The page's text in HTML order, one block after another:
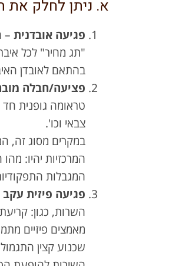
א. ניתן לחלק את הפציעות
פגיעה אובדנית –
"תג מחיר" לכל
בהתאם לאובדן
פציעה/חבלה
טראומה גופנית
צבאי וכו'.
במקרים מסוג זה,
המרכזיות יהיו:
המגבלות
פגיעה פיזית
השרות, כגון:
מאמצים פיזיים
שכנוע קצין